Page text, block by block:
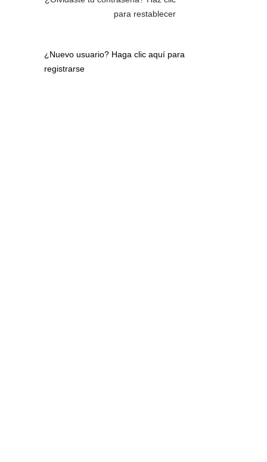
para restablecer
¿Nuevo usuario? Haga clic aquí para
registrarse